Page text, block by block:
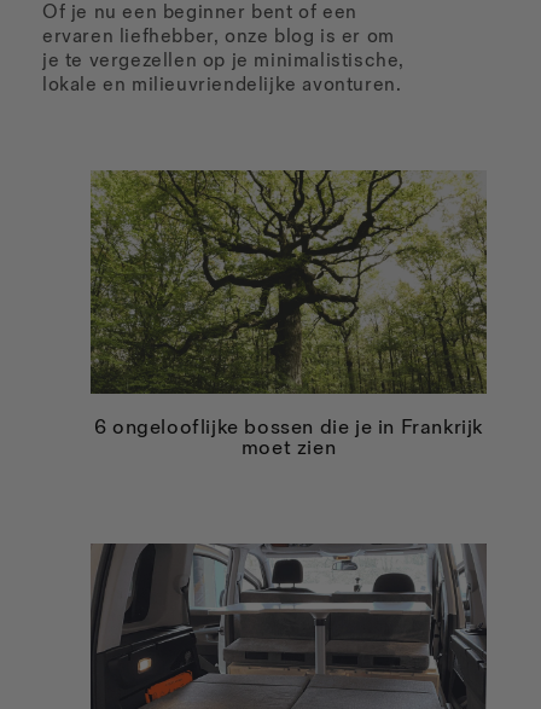
Of je nu een beginner bent of een
ervaren liefhebber, onze blog is er om
je te vergezellen op je minimalistische,
lokale en milieuvriendelijke avonturen.
6 ongelooflijke bossen die je in Frankrijk
moet zien